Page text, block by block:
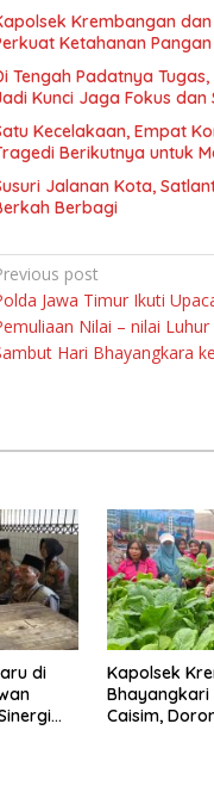
Krembangan
Ketahanan Pangan
Tengah Padatnya
Kunci Jaga Fokus dan
Kecelakaan, Empat
Berikutnya untuk
Jalanan Kota,
Berbagi
post
Jawa Timur Ikuti
Nilai – nilai
Hari Bhayangkara
di
Kapolsek
Bhayangkari
Caisim,